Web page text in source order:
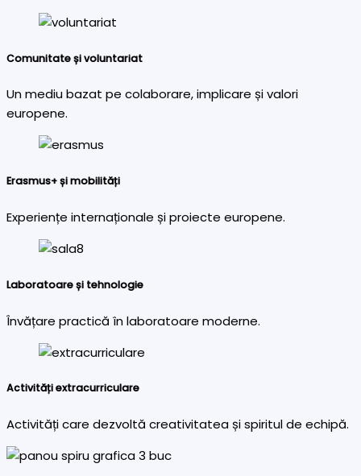
Comunitate și voluntariat
Un mediu bazat pe colaborare, implicare și valori
europene.
Erasmus+ și mobilități
Experiențe internaționale și proiecte europene.
Laboratoare și tehnologie
Învățare practică în laboratoare moderne.
Activități extracurriculare
Activități care dezvoltă creativitatea și spiritul de echipă.